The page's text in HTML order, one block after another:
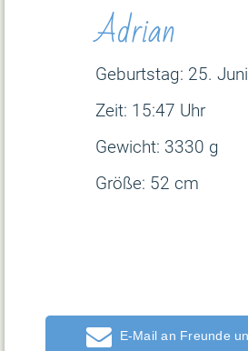
Adrian
Geburtstag: 25. Juni
Zeit: 15:47 Uhr
Gewicht: 3330 g
Größe: 52 cm
E-Mail